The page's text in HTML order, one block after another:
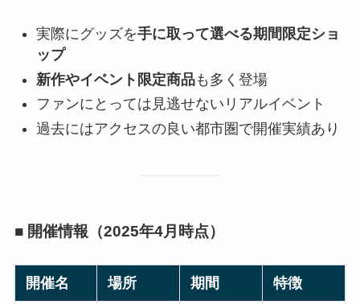
実際にグッズを手に取って選べる期間限定ショ
ップ
新作やイベント限定商品も多く登場
ファンにとっては見逃せないリアルイベント
過去にはアクセスの良い都市圏で開催実績あり
■ 開催情報（2025年4月時点）
開催名 場所 期間 特徴